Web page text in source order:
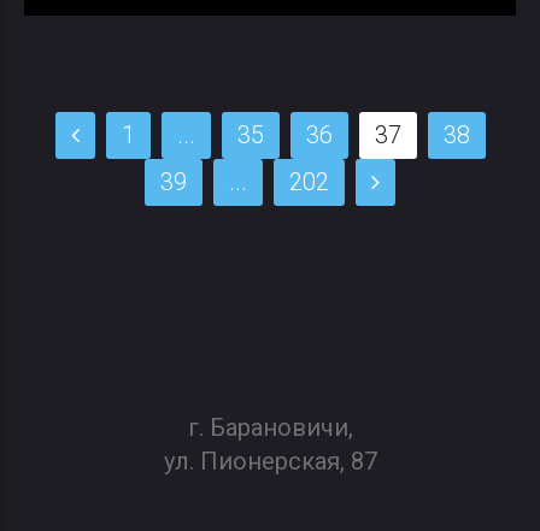
1 ... 35 36 37
38
39
... 202
г. Барановичи,
ул. Пионерская, 87